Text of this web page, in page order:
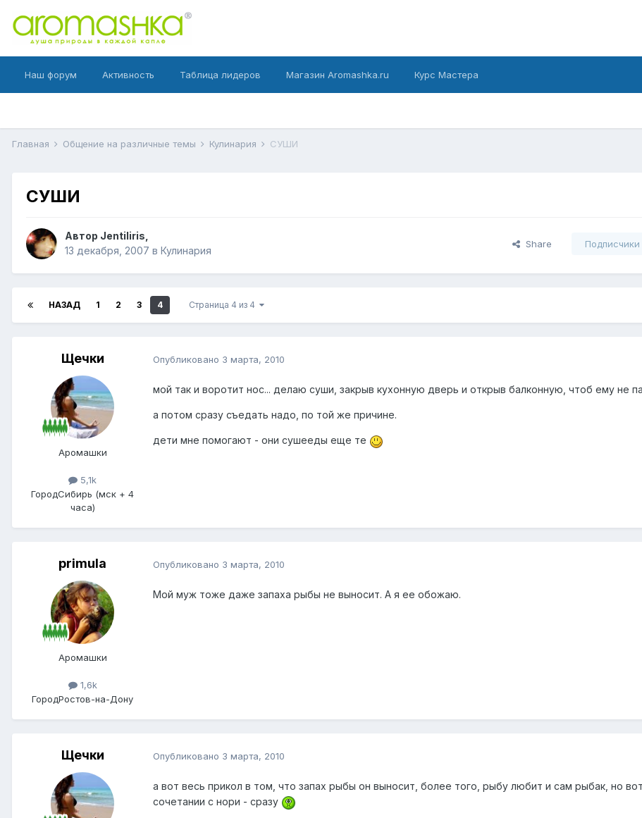
Наш форум Активность Таблица лидеров Магазин Aromashka.ru Курс Мастера
Главная Общение на различные темы Кулинария СУШИ
СУШИ
Автор Jentiliris
13 декабря, 2007 в Кулинария
Share Подписчики
НАЗАД 1 2 3 4 Страница 4 из 4
Щечки
Аромашки
5,1k
ГородСибирь (мск + 4
часа)
Опубликовано 3 марта, 2010
мой так и воротит нос... делаю суши, закрыв кухонную дверь и открыв балконную, чтоб ему не
а потом сразу съедать надо, по той же причине.
дети мне помогают - они сушееды еще те
primula
Аромашки
1,6k
ГородРостов-на-Дону
Опубликовано 3 марта, 2010
Мой муж тоже даже запаха рыбы не выносит. А я ее обожаю.
Щечки Опубликовано 3 марта, 2010
а вот весь прикол в том, что запах рыбы он выносит, более того, рыбу любит и сам рыбак, но
сочетании с нори - сразу